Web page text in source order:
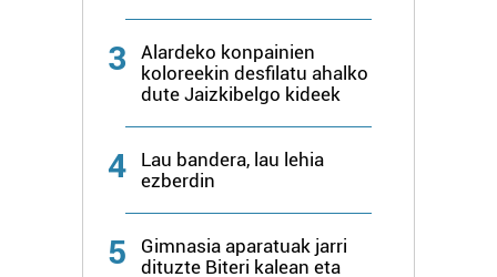
3
Alardeko konpainien
koloreekin desfilatu ahalko
dute Jaizkibelgo kideek
4
Lau bandera, lau lehia
ezberdin
5
Gimnasia aparatuak jarri
dituzte Biteri kalean eta